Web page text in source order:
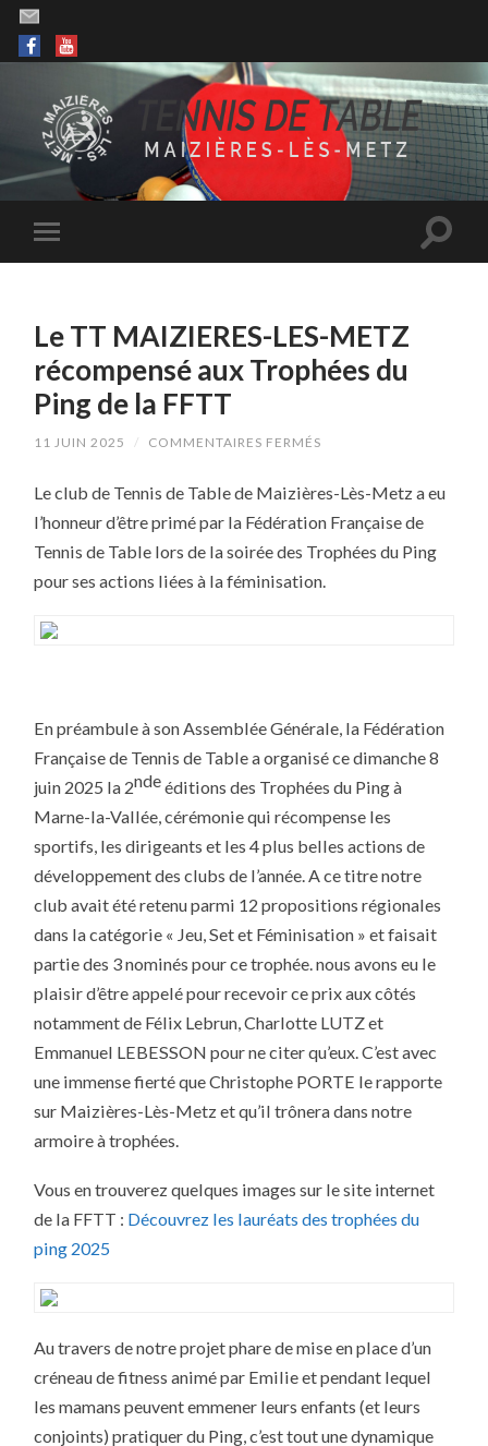
Le TT MAIZIERES-LES-METZ
récompensé aux Trophées du
Ping de la FFTT
11 JUIN 2025 / COMMENTAIRES FERMÉS
MAIZIERES-
METZ
AUX
DU
Le club de Tennis de Table de Maizières-Lès-Metz a eu
l’honneur d’être primé par la Fédération Française de
Tennis de Table lors de la soirée des Trophées du Ping
pour ses actions liées à la féminisation.
En préambule à son Assemblée Générale, la Fédération
Française de Tennis de Table a organisé ce dimanche 8
juin 2025 la 2ndeéditions des Trophées du Ping à
Marne-la-Vallée, cérémonie qui récompense les
sportifs, les dirigeants et les 4 plus belles actions de
développement des clubs de l’année. A ce titre notre
club avait été retenu parmi 12 propositions régionales
dans la catégorie « Jeu, Set et Féminisation » et faisait
partie des 3 nominés pour ce trophée. nous avons eu le
plaisir d’être appelé pour recevoir ce prix aux côtés
notamment de Félix Lebrun, Charlotte LUTZ et
Emmanuel LEBESSON pour ne citer qu’eux. C’est avec
une immense fierté que Christophe PORTE le rapporte
sur Maizières-Lès-Metz et qu’il trônera dans notre
armoire à trophées.
Vous en trouverez quelques images sur le site internet
de la FFTT : Découvrez les lauréats des trophées du
ping 2025
Au travers de notre projet phare de mise en place d’un
créneau de fitness animé par Emilie et pendant lequel
les mamans peuvent emmener leurs enfants (et leurs
conjoints) pratiquer du Ping, c’est tout une dynamique